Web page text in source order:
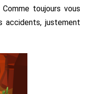
toujours vous
accidents, justement